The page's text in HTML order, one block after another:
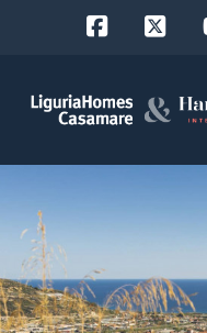
DE
RU
dove
cercare
Provincia